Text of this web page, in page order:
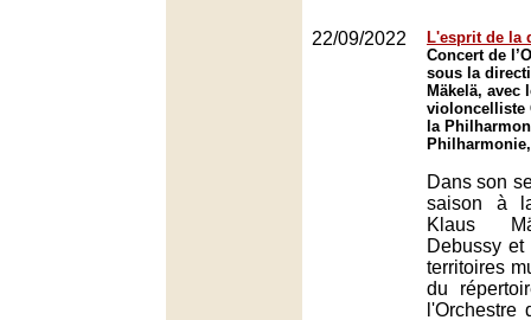
22/09/2022
L'esprit de la
Concert de
sous la
Mäkelä, avec
violoncelliste
la
Dans son
saison à
Klaus
Debussy et
territoires
du
l'Orchestre